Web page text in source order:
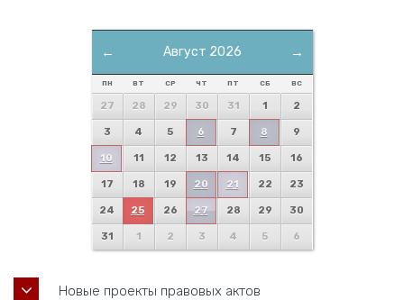
← →
Август 2026
ПН ВТ СР ЧТ ПТ СБ ВС
27 28 29 30 31 1 2
3 4 5 6 7 8 9
10 11 12 13 14 15 16
17 18 19 20 21 22 23
24 25 26 27 28 29 30
31 1 2 3 4 5 6
Новые проекты правовых актов